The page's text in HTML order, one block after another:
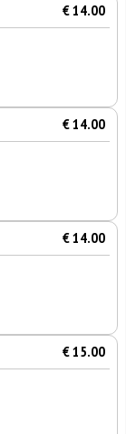
€ 14.00
€ 14.00
€ 14.00
€ 15.00